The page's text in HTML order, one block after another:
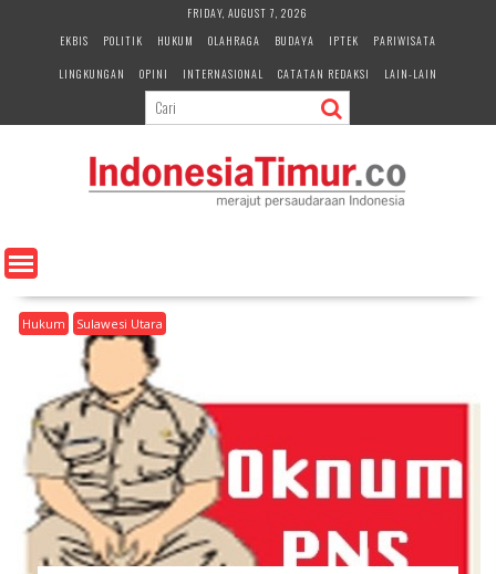
e
n
FRIDAY, AUGUST 7, 2026
EKBIS
POLITIK HUKUM OLAHRAGA BUDAYA IPTEK
PARIWISATA
LINGKUNGAN
OPINI INTERNASIONAL CATATAN REDAKSI LAIN-LAIN
Hukum Sulawesi Utara